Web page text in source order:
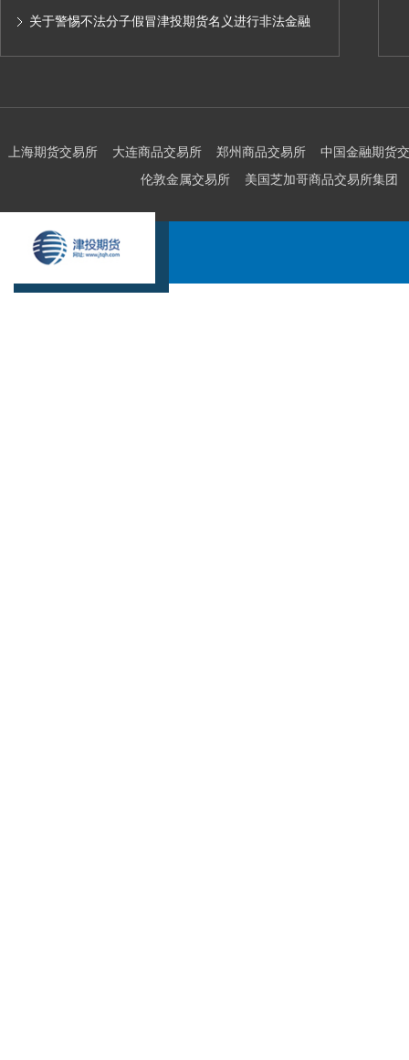
联交易情况的公示
关于警惕不法分子假冒津投期货名义进行非法金融
上海期货交易所 大连商品交易所 郑州商品交易所
中国金融期货
伦敦金属交易所
美国芝加哥商品交易所集团